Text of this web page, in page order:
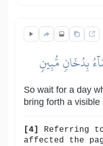
بِدُخَانٖ مُّبِينٖ
So wait for a day
bring forth a visible
[4]
Referring
affected the